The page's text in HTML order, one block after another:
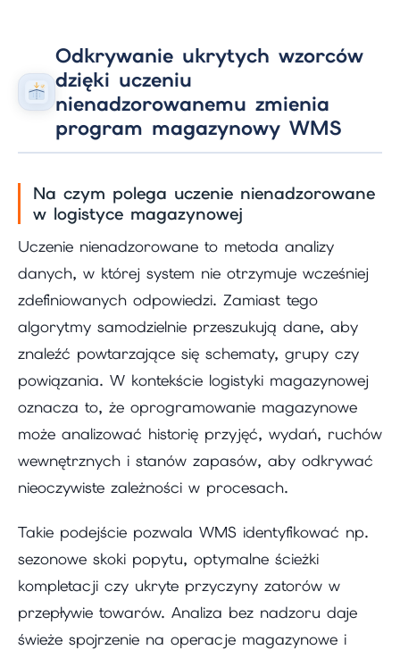
Odkrywanie ukrytych wzorców
dzięki uczeniu
nienadzorowanemu zmienia
program magazynowy WMS
Na czym polega uczenie nienadzorowane
w logistyce magazynowej
Uczenie nienadzorowane to metoda analizy
danych, w której system nie otrzymuje wcześniej
zdefiniowanych odpowiedzi. Zamiast tego
algorytmy samodzielnie przeszukują dane, aby
znaleźć powtarzające się schematy, grupy czy
powiązania. W kontekście logistyki magazynowej
oznacza to, że oprogramowanie magazynowe
może analizować historię przyjęć, wydań, ruchów
wewnętrznych i stanów zapasów, aby odkrywać
nieoczywiste zależności w procesach.
Takie podejście pozwala WMS identyfikować np.
sezonowe skoki popytu, optymalne ścieżki
kompletacji czy ukryte przyczyny zatorów w
przepływie towarów. Analiza bez nadzoru daje
świeże spojrzenie na operacje magazynowe i